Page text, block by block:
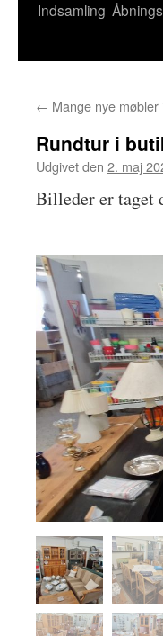
Hop
Indsamling
← Mange nye møbler
Rundtur i
Udgivet den 2. maj
Billeder er taget